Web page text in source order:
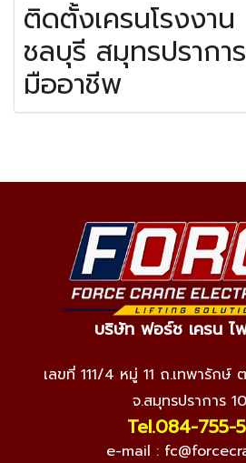
ติดตั้งเครนโรงงาน
ชลบุรี สมุทรปรากา
มืออาชีพ
บริษัท ฟอร์ช เครน ไ
เลขที่ 111/4 หมู่ 11 ถ.เทพารักษ์
จ.สมุทรปราการ
Tel.084-755-
e-mail :